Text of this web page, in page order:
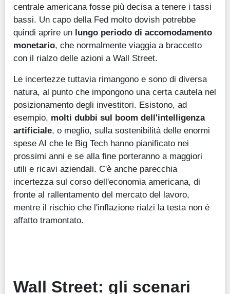
centrale americana fosse più decisa a tenere i tassi
bassi. Un capo della Fed molto dovish potrebbe
quindi aprire un lungo periodo di accomodamento
monetario, che normalmente viaggia a braccetto
con il rialzo delle azioni a Wall Street.
Le incertezze tuttavia rimangono e sono di diversa
natura, al punto che impongono una certa cautela nel
posizionamento degli investitori. Esistono, ad
esempio, molti dubbi sul boom dell'intelligenza
artificiale, o meglio, sulla sostenibilità delle enormi
spese AI che le Big Tech hanno pianificato nei
prossimi anni e se alla fine porteranno a maggiori
utili e ricavi aziendali. C'è anche parecchia
incertezza sul corso dell'economia americana, di
fronte al rallentamento del mercato del lavoro,
mentre il rischio che l'inflazione rialzi la testa non è
affatto tramontato.
Wall Street: gli scenari